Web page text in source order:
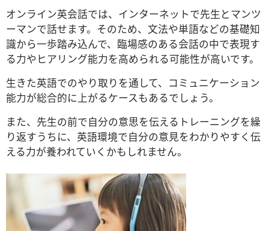
オンライン英会話では、インターネットで先生とマンツ
ーマンで話せます。そのため、文法や単語などの基礎知
識から一歩踏み込んで、臨場感のある会話の中で表現す
る力やヒアリング能力を高められる可能性が高いです。
生きた英語でのやり取りを通して、コミュニケーション
能力が総合的に上がるケースもあるでしょう。
また、先生の前で自分の意思を伝えるトレーニングを繰
り返すうちに、英語環境で自分の意見をわかりやすく伝
える力が養われていくかもしれません。